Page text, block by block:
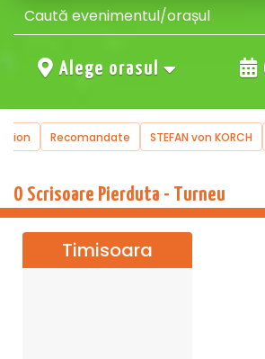
Alege orasul
Recomandate STEFAN von KORCH
O Scrisoare Pierduta - Turneu
Timisoara